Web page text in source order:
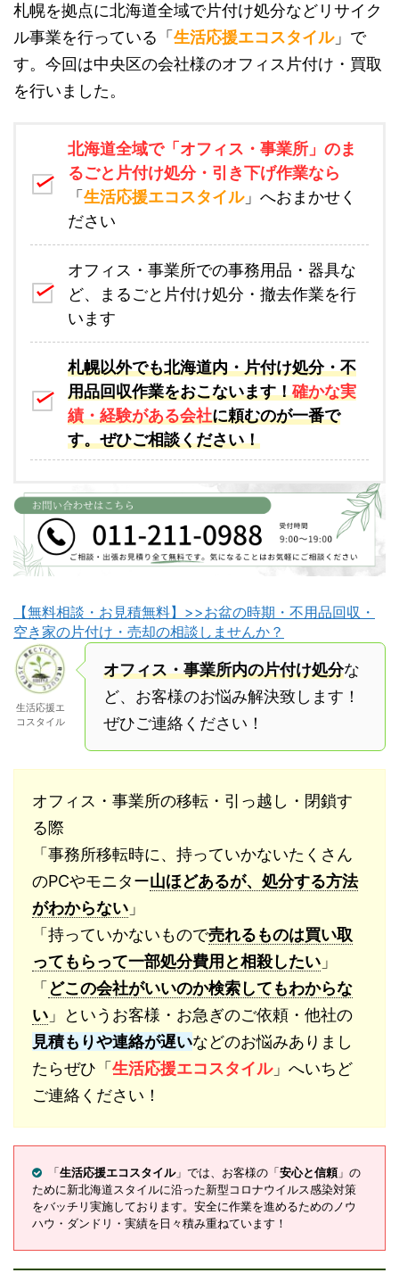
札幌を拠点に北海道全域で片付け処分などリサイク
ル事業を行っている「 生活応援エコスタイル」で
す。今回は中央区の会社様のオフィス片付け・買取
を行いました。
北海道全域で「オフィス・事業所 」のま
るごと片付け処分・引き下げ作業なら
「生活応援エコスタイル」へおまかせく
ださい
オフィス・事業所での事務用品・器具な
ど、まるごと片付け処分・撤去作業を行
います
札幌以外でも北海道内・片付け処分・不
用品回収作業をおこないます！確かな実
績・経験がある会社に頼むのが一番で
す。ぜひご相談ください！
【無料相談・お見積無料】>>お盆の時期・不用品回収・
空き家の片付け・売却の相談しませんか？
生活応援エ
コスタイル
オフィス・事業所内の片付け処分な
ど、お客様のお悩み解決致します！
ぜひご連絡ください！
オフィス・事業所の移転・引っ越し・閉鎖す
る際
「事務所移転時に、持っていかないたくさん
のPCやモニター山ほどあるが、処分する方法
がわからない 」
「持っていかないもので売れるものは買い取
ってもらって一部処分費用と相殺したい 」
「 どこの会社がいいのか検索してもわからな
い 」というお客様・お急ぎのご依頼・他社の
見積もりや連絡が遅いなどのお悩みありまし
たらぜひ「 生活応援エコスタイル」へいちど
ご連絡ください！
「 生活応援エコスタイル」では、お客様の「 安心と信頼」の
ために新北海道スタイルに沿った新型コロナウイルス感染対策
をバッチリ実施しております。安全に作業を進めるためのノウ
ハウ・ダンドリ・実績を日々積み重ねています！